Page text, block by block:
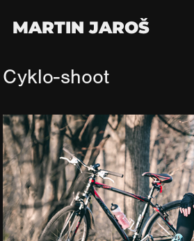
MARTIN JAROŠ
Cyklo-shoot